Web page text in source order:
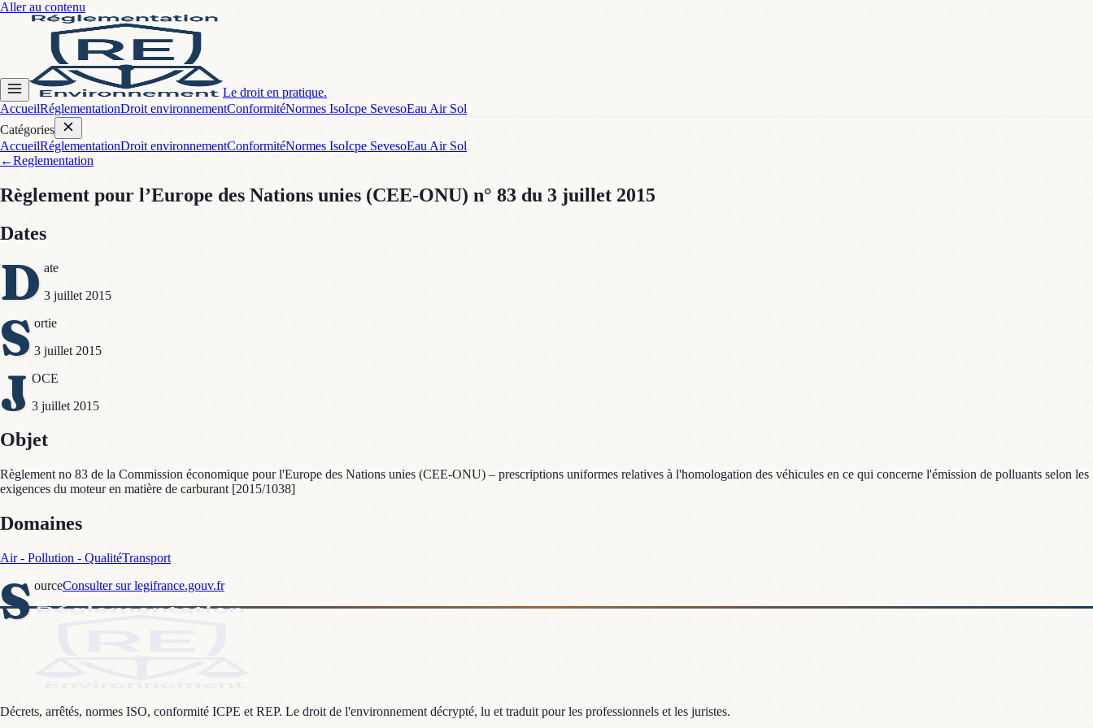
Aller au contenu
Le droit en pratique.
AccueilRéglementationDroit environnementConformitéNormes IsoIcpe SevesoEau Air Sol
Catégories
AccueilRéglementationDroit environnementConformitéNormes IsoIcpe SevesoEau Air Sol
←Reglementation
Règlement pour l’Europe des Nations unies (CEE-ONU) n° 83 du 3 juillet 2015
Dates
D ate
3 juillet 2015
S ortie
3 juillet 2015
J OCE
3 juillet 2015
Objet
Règlement no 83 de la Commission économique pour l'Europe des Nations unies (CEE-ONU) – prescriptions uniformes relatives à l'homologation des véhicules en ce qui concerne l'émission de polluants selon les
exigences du moteur en matière de carburant [2015/1038]
Domaines
Air - Pollution - QualitéTransport
S ourceConsulter sur legifrance.gouv.fr
Décrets, arrêtés, normes ISO, conformité ICPE et REP. Le droit de l'environnement décrypté, lu et traduit pour les professionnels et les juristes.